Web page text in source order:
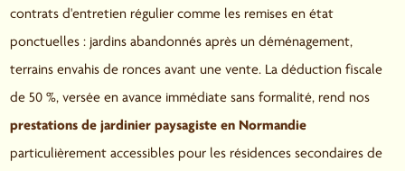
contrats d'entretien régulier comme les remises en état
ponctuelles : jardins abandonnés après un déménagement,
terrains envahis de ronces avant une vente. La déduction fiscale
de 50 %, versée en avance immédiate sans formalité, rend nos
prestations de jardinier paysagiste en Normandie
particulièrement accessibles pour les résidences secondaires de